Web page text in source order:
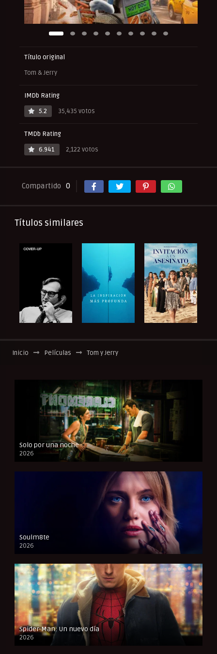
Título original
Tom & Jerry
IMDb Rating
5.2
35,435 votos
TMDb Rating
6.941
2,122 votos
Compartido 0
Títulos similares
Inicio Películas Tom y Jerry
Solo por una noche
2026
CAM
Soulm8te
2026
FULL HD
Spider-Man: Un nuevo día
2026
CAM